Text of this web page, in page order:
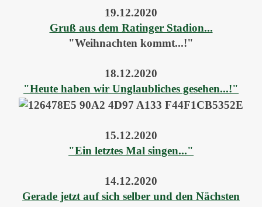
19.12.2020
Gruß aus dem Ratinger Stadion...
"Weihnachten kommt...!"
18.12.2020
"Heute haben wir Unglaubliches gesehen...!"
15.12.2020
"Ein letztes Mal singen..."
14.12.2020
Gerade jetzt auf sich selber und den Nächsten